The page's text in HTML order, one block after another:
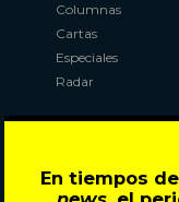
En tiempos
Columnas
Cartas
Especiales
Radar